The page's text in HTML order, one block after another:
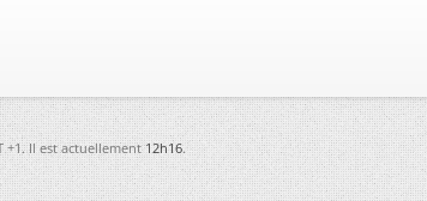
+1. Il est actuellement12h16.